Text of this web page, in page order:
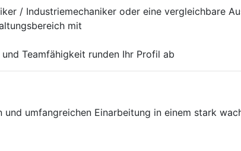
/ Industriemechaniker oder eine vergleichbare
mit
Teamfähigkeit runden Ihr Profil ab
umfangreichen Einarbeitung in einem stark